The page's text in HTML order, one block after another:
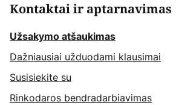
Kontaktai ir aptarnavimas
Užsakymo atšaukimas
Dažniausiai užduodami klausimai
Susisiekite su
Rinkodaros bendradarbiavimas